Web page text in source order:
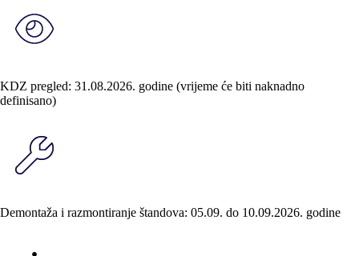
KDZ pregled: 31.08.2026. godine (vrijeme će biti naknadno
definisano)
Demontaža i razmontiranje štandova: 05.09. do 10.09.2026. godine